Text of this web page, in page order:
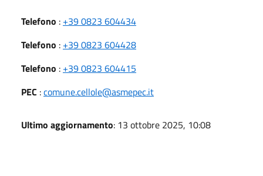
Telefono : +39 0823 604434
Telefono : +39 0823 604428
Telefono : +39 0823 604415
PEC :comune.cellole@asmepec.it
Ultimo aggiornamento: 13 ottobre 2025, 10:08